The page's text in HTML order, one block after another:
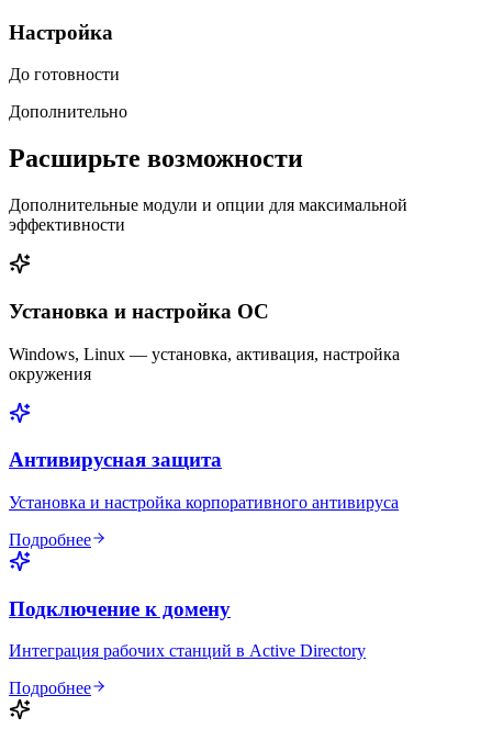
Настройка
До готовности
Дополнительно
Расширьте возможности
Дополнительные модули и опции для максимальной
эффективности
Установка и настройка ОС
Windows, Linux — установка, активация, настройка
окружения
Антивирусная защита
Установка и настройка корпоративного антивируса
Подробнее
Подключение к домену
Интеграция рабочих станций в Active Directory
Подробнее